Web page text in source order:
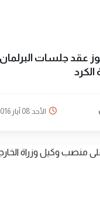
عقد جلسات
الأحد 08 آيار 2016